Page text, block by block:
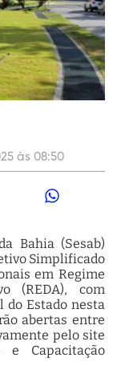
às 08:50
Bahia (Sesab)
Simplificado
em Regime
(REDA), com
Estado nesta
abertas entre
pelo site
e Capacitação